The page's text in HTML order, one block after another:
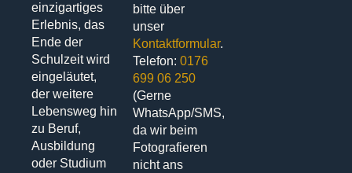
einzigartiges
Erlebnis, das
Ende der
Schulzeit wird
eingeläutet,
der weitere
Lebensweg hin
zu Beruf,
Ausbildung
oder Studium
bitte über
unser
Kontaktformular.
Telefon:0176
699 06 250
(Gerne
WhatsApp/SMS,
da wir beim
Fotografieren
nicht ans